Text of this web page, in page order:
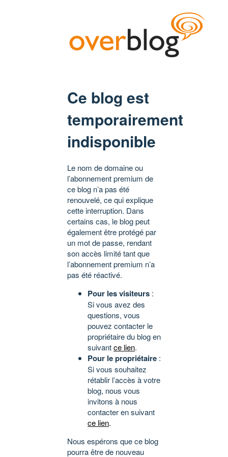
Ce blog est
temporairement
indisponible
Le nom de domaine ou
l’abonnement premium de
ce blog n’a pas été
renouvelé, ce qui explique
cette interruption. Dans
certains cas, le blog peut
également être protégé par
un mot de passe, rendant
son accès limité tant que
l’abonnement premium n’a
pas été réactivé.
Pour les visiteurs :
Si vous avez des
questions, vous
pouvez contacter le
propriétaire du blog en
suivantce lien.
Pour le propriétaire :
Si vous souhaitez
rétablir l’accès à votre
blog, nous vous
invitons à nous
contacter en suivant
ce lien.
Nous espérons que ce blog
pourra être de nouveau